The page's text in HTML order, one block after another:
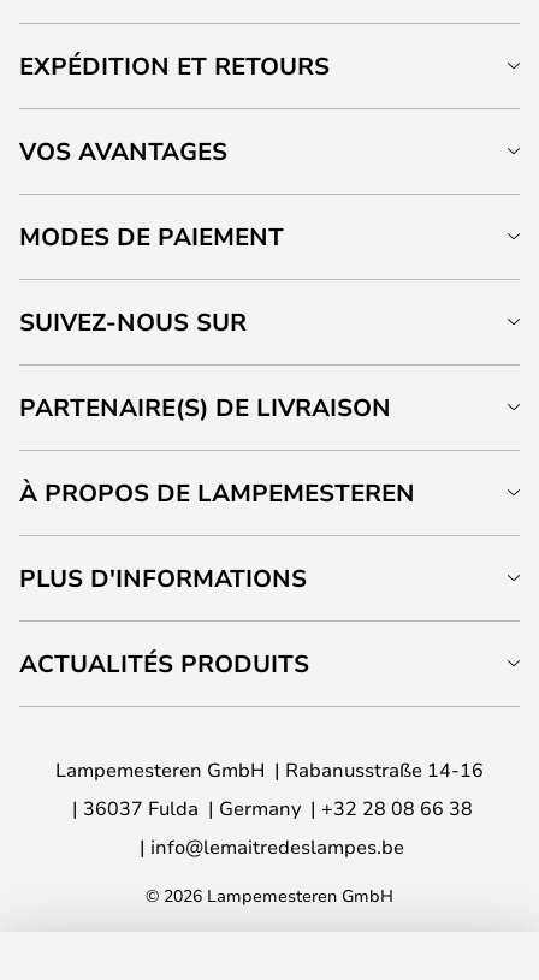
EXPÉDITION ET RETOURS
VOS AVANTAGES
MODES DE PAIEMENT
SUIVEZ-NOUS SUR
PARTENAIRE(S) DE LIVRAISON
À PROPOS DE LAMPEMESTEREN
PLUS D'INFORMATIONS
ACTUALITÉS PRODUITS
Lampemesteren GmbH
Rabanusstraße 14-16
36037 Fulda
Germany
+32 28 08 66 38
info@lemaitredeslampes.be
© 2026 Lampemesteren GmbH